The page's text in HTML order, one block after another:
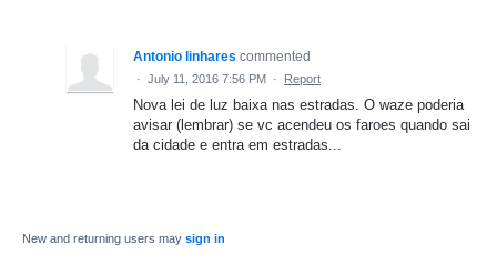
Antonio linhares commented
· July 11, 2016 7:56 PM · Report
Nova lei de luz baixa nas estradas. O waze poderia
avisar (lembrar) se vc acendeu os faroes quando sai
da cidade e entra em estradas...
New and returning users may sign in